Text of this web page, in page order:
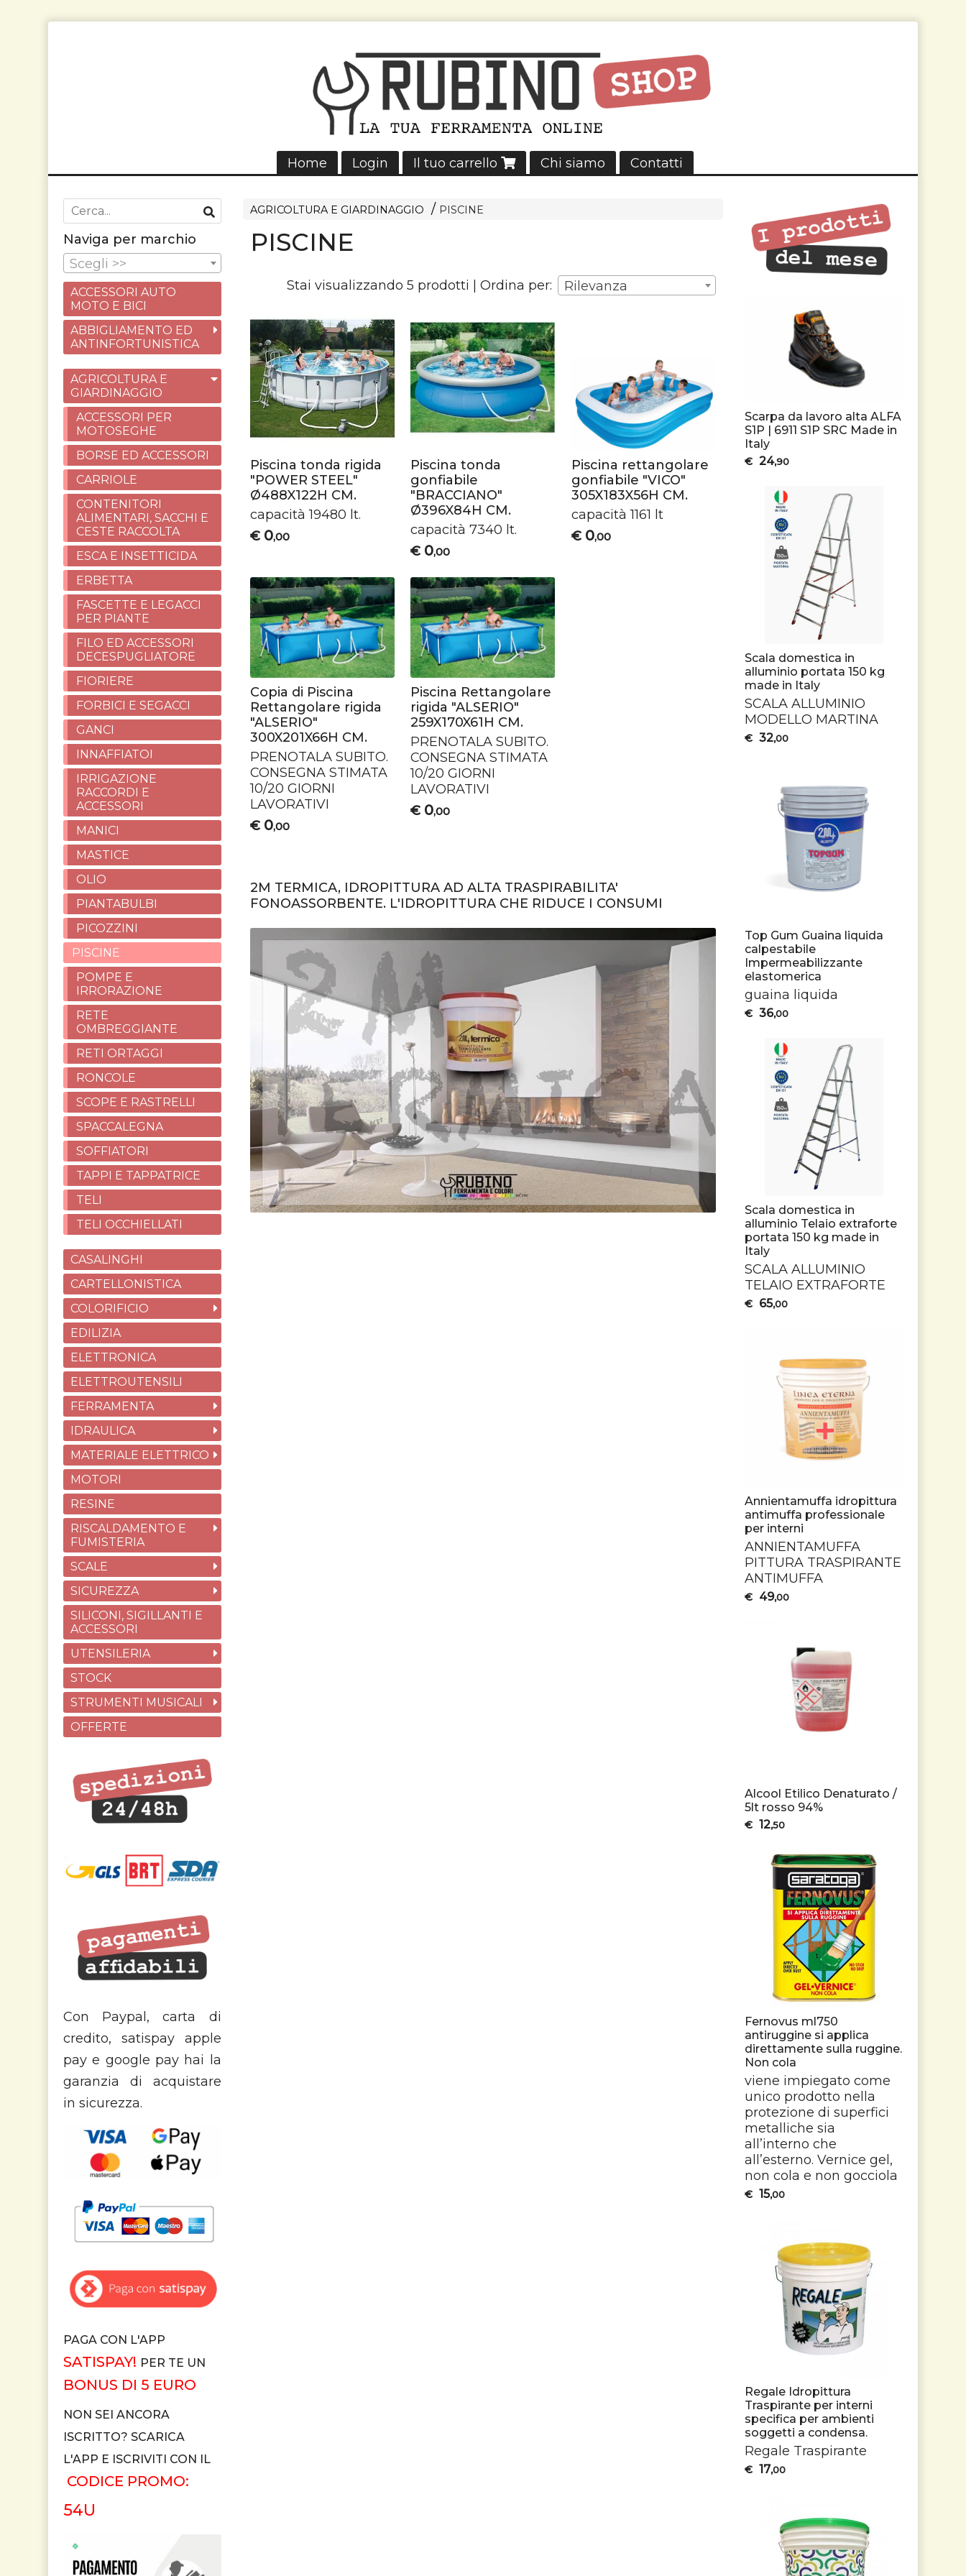
Home Login Il tuo carrello Chi siamo Contatti
AGRICOLTURA E GIARDINAGGIO PISCINE
PISCINE
Stai visualizzando 5 prodotti | Ordina per: Rilevanza
Piscina tonda rigida
"POWER STEEL"
Ø488X122H CM.
capacità 19480 lt.
€ 0,00
Piscina tonda
gonfiabile
"BRACCIANO"
Ø396X84H CM.
capacità 7340 lt.
€ 0,00
Piscina rettangolare
gonfiabile "VICO"
305X183X56H CM.
capacità 1161 lt
€ 0,00
Copia di Piscina
Rettangolare rigida
"ALSERIO"
300X201X66H CM.
PRENOTALA SUBITO.
CONSEGNA STIMATA
10/20 GIORNI
LAVORATIVI
€ 0,00
Piscina Rettangolare
rigida "ALSERIO"
259X170X61H CM.
PRENOTALA SUBITO.
CONSEGNA STIMATA
10/20GIORNI
LAVORATIVI
€ 0,00
2M TERMICA, IDROPITTURA AD ALTA TRASPIRABILITA'
FONOASSORBENTE. L'IDROPITTURA CHE RIDUCE I CONSUMI
Naviga per marchio
Scegli >>
ACCESSORI AUTO
MOTO E BICI
ABBIGLIAMENTO ED
ANTINFORTUNISTICA
AGRICOLTURA E
GIARDINAGGIO
ACCESSORI PER
MOTOSEGHE
BORSE ED ACCESSORI
CARRIOLE
CONTENITORI
ALIMENTARI, SACCHI E
CESTE RACCOLTA
ESCA E INSETTICIDA
ERBETTA
FASCETTE E LEGACCI
PER PIANTE
FILO ED ACCESSORI
DECESPUGLIATORE
FIORIERE
FORBICI E SEGACCI
GANCI
INNAFFIATOI
IRRIGAZIONE
RACCORDI E
ACCESSORI
MANICI
MASTICE
OLIO
PIANTABULBI
PICOZZINI
PISCINE
POMPE E
IRRORAZIONE
RETE
OMBREGGIANTE
RETI ORTAGGI
RONCOLE
SCOPE E RASTRELLI
SPACCALEGNA
SOFFIATORI
TAPPI E TAPPATRICE
TELI
TELI OCCHIELLATI
CASALINGHI
CARTELLONISTICA
COLORIFICIO
EDILIZIA
ELETTRONICA
ELETTROUTENSILI
FERRAMENTA
IDRAULICA
MATERIALE ELETTRICO
MOTORI
RESINE
RISCALDAMENTO E
FUMISTERIA
SCALE
SICUREZZA
SILICONI, SIGILLANTI E
ACCESSORI
UTENSILERIA
STOCK
STRUMENTI MUSICALI
OFFERTE
Con Paypal, carta di
credito, satispay apple
pay e google pay hai la
garanzia di acquistare
in sicurezza.
PAGA CON L'APP
SATISPAY! PER TE UN
BONUS DI 5 EURO
NON SEI ANCORA
ISCRITTO? SCARICA
L'APP E ISCRIVITI CON IL
CODICE PROMO:
54U
Scarpa da lavoro alta ALFA
S1P | 6911 S1P SRC Made in
Italy
€ 24,90
Scala domestica in
alluminio portata 150 kg
made in Italy
SCALA ALLUMINIO
MODELLO MARTINA
€ 32,00
Top Gum Guaina liquida
calpestabile
Impermeabilizzante
elastomerica
guaina liquida
€ 36,00
Scala domestica in
alluminio Telaio extraforte
portata 150 kg made in
Italy
SCALA ALLUMINIO
TELAIO EXTRAFORTE
€ 65,00
Annientamuffa idropittura
antimuffa professionale
per interni
ANNIENTAMUFFA
PITTURA TRASPIRANTE
ANTIMUFFA
€ 49,00
Alcool Etilico Denaturato /
5lt rosso 94%
€ 12,50
Fernovus ml750
antiruggine si applica
direttamente sulla ruggine.
Non cola
viene impiegato come
unico prodotto nella
protezione di superfici
metalliche sia
all’interno che
all’esterno. Vernice gel,
non cola e non gocciola
€ 15,00
Regale Idropittura
Traspirante per interni
specifica per ambienti
soggetti a condensa.
Regale Traspirante
€ 17,00